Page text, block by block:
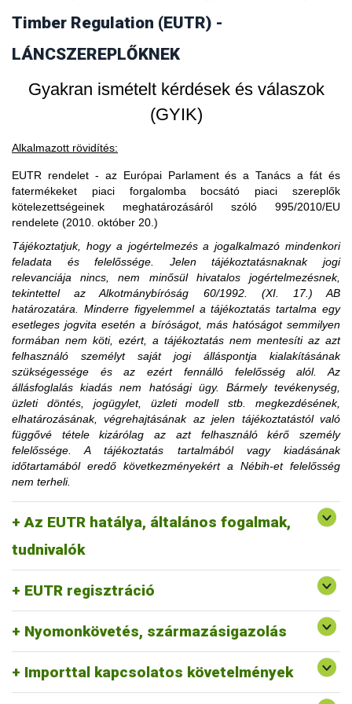
Timber Regulation (EUTR) -
LÁNCSZEREPLŐKNEK
Gyakran ismételt kérdések és válaszok
(GYIK)
Alkalmazott rövidítés:
EUTR rendelet - az Európai Parlament és a Tanács a fát és
fatermékeket piaci forgalomba bocsátó piaci szereplők
kötelezettségeinek meghatározásáról szóló 995/2010/EU
rendelete (2010. október 20.)
Tájékoztatjuk, hogy a jogértelmezés a jogalkalmazó mindenkori
feladata és felelőssége. Jelen tájékoztatásnaknak jogi
relevanciája nincs, nem minősül hivatalos jogértelmezésnek,
tekintettel az Alkotmánybíróság 60/1992. (XI. 17.) AB
határozatára. Minderre figyelemmel a tájékoztatás tartalma egy
esetleges jogvita esetén a bíróságot, más hatóságot semmilyen
formában nem köti, ezért, a tájékoztatás nem mentesíti az azt
felhasználó személyt saját jogi álláspontja kialakításának
szükségessége és az ezért fennálló felelősség alól. Az
állásfoglalás kiadás nem hatósági ügy. Bármely tevékenység,
üzleti döntés, jogügylet, üzleti modell stb. megkezdésének,
elhatározásának, végrehajtásának az jelen tájékoztatástól való
függővé tétele kizárólag az azt felhasználó kérő személy
felelőssége. A tájékoztatás tartalmából vagy kiadásának
időtartamából eredő következményekért a Nébih-et felelősség
nem terheli.
Az EUTR hatálya, általános fogalmak,
tudnivalók
EUTR regisztráció
Nyomonkövetés, származásigazolás
Importtal kapcsolatos követelmények
3. Amennyiben egy piaci szereplő EU-s
partnertől vásárol, akkor is importál?
vásárol faterméket, akkor fogalmilag kizárt, hogy a
faterméket vásárló uniós gazdasági szereplő piaci szereplő
legyen, ő csak kereskedőnek minősülhet.
1. Mennyi idő múlva kerülhetek le a
honlapon közzétett jogsértések listájáról?
A közzétételtől számított ötödik év leteltekor. A tevékenység
korlátozásra utaló határozati részt hamarabb is el lehet
távolítani, amennyiben az ügyfél igazolja, hogy a korlátozás
megszüntetéséhez szükséges feltételt teljesítette.
Az érintett faanyag kereskedelmi lánchoz tartozó
tevékenységének felfüggesztése vagy tiltása, a
felfüggesztés vagy a tiltás fennállásáig szerepel a
honlapon.
kérelemmel?
Erre a vonatkozó jogszabályi környezet alapján nincs
lehetőség.